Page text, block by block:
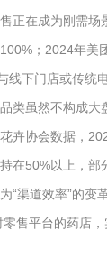
正在成为刚需
；2024年美
线下门店或传统
类虽然不构成
卉协会数据，
在50%以上，
“渠道效率”的
售平台的药店